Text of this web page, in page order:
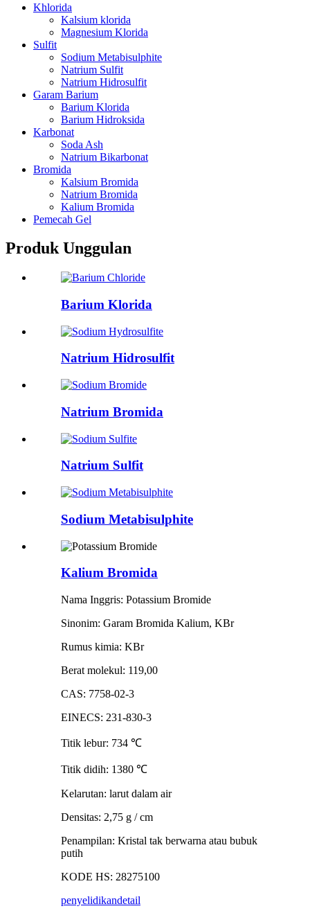
Khlorida
Kalsium klorida
Magnesium Klorida
Sulfit
Sodium Metabisulphite
Natrium Sulfit
Natrium Hidrosulfit
Garam Barium
Barium Klorida
Barium Hidroksida
Karbonat
Soda Ash
Natrium Bikarbonat
Bromida
Kalsium Bromida
Natrium Bromida
Kalium Bromida
Pemecah Gel
Produk Unggulan
Barium Klorida
Natrium Hidrosulfit
Natrium Bromida
Natrium Sulfit
Sodium Metabisulphite
Kalium Bromida
Nama Inggris: Potassium Bromide
Sinonim: Garam Bromida Kalium, KBr
Rumus kimia: KBr
Berat molekul: 119,00
CAS: 7758-02-3
EINECS: 231-830-3
Titik lebur: 734 ℃
Titik didih: 1380 ℃
Kelarutan: larut dalam air
Densitas: 2,75 g / cm
Penampilan: Kristal tak berwarna atau bubuk
putih
KODE HS: 28275100
penyelidikandetail